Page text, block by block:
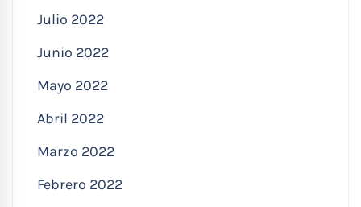
Julio 2022
Junio 2022
Mayo 2022
Abril 2022
Marzo 2022
Febrero 2022